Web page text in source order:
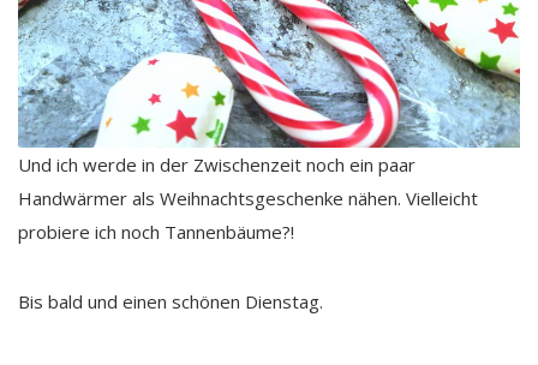
Und ich werde in der Zwischenzeit noch ein paar
Handwärmer als Weihnachtsgeschenke nähen. Vielleicht
probiere ich noch Tannenbäume?!
Bis bald und einen schönen Dienstag.